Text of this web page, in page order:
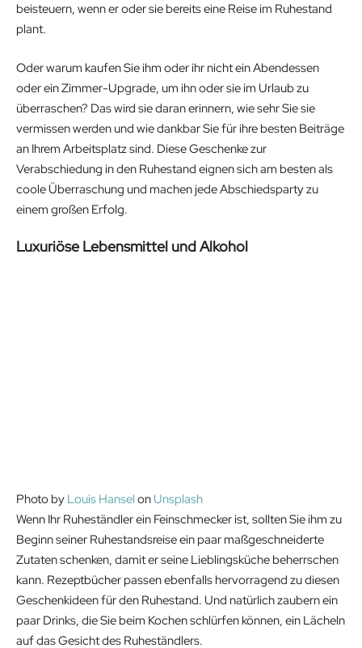
beisteuern, wenn er oder sie bereits eine Reise im Ruhestand
plant.
Oder warum kaufen Sie ihm oder ihr nicht ein Abendessen
oder ein Zimmer-Upgrade, um ihn oder sie im Urlaub zu
überraschen? Das wird sie daran erinnern, wie sehr Sie sie
vermissen werden und wie dankbar Sie für ihre besten Beiträge
an Ihrem Arbeitsplatz sind. Diese Geschenke zur
Verabschiedung in den Ruhestand eignen sich am besten als
coole Überraschung und machen jede Abschiedsparty zu
einem großen Erfolg.
Luxuriöse Lebensmittel und Alkohol
Photo by Louis Hansel on Unsplash
Wenn Ihr Ruheständler ein Feinschmecker ist, sollten Sie ihm zu
Beginn seiner Ruhestandsreise ein paar maßgeschneiderte
Zutaten schenken, damit er seine Lieblingsküche beherrschen
kann. Rezeptbücher passen ebenfalls hervorragend zu diesen
Geschenkideen für den Ruhestand. Und natürlich zaubern ein
paar Drinks, die Sie beim Kochen schlürfen können, ein Lächeln
auf das Gesicht des Ruheständlers.